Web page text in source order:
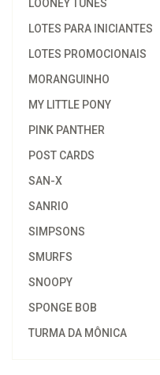
LOONEY TUNES
LOTES PARA INICIANTES
LOTES PROMOCIONAIS
MORANGUINHO
MY LITTLE PONY
PINK PANTHER
POST CARDS
SAN-X
SANRIO
SIMPSONS
SMURFS
SNOOPY
SPONGE BOB
TURMA DA MÔNICA